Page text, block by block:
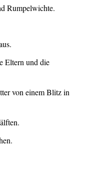
Rumpelwichte.
Eltern und die
von einem Blitz in